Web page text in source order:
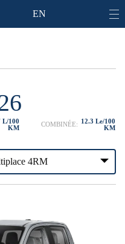
EN
L/100
KM
COMBINÉE: 12.3 Le/100
KM
4RM